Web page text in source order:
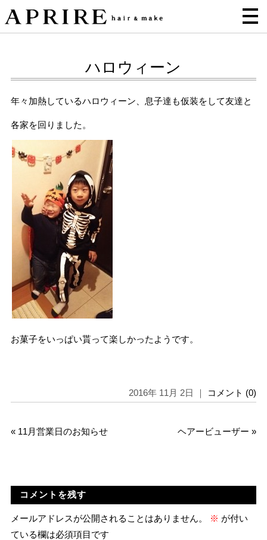
ハロウィーン
年々加熱しているハロウィーン、息子達も仮装をして友達と
各家を回りました。
お菓子をいっぱい貰って楽しかったようです。
2016年 11月 2日 ｜ コメント (0)
« 11月営業日のお知らせ ヘアービューザー »
コメントを残す
メールアドレスが公開されることはありません。 ※ が付い
ている欄は必須項目です